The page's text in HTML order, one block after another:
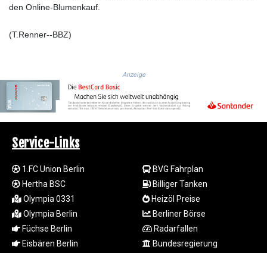
1511.781564
IRR
1586924.175584
ISK 141.990031
JPY 182.177709
KES 149.308045
KGS 100.942743
KHR
4682.633154
KMF 492.883829
den Online-Blumenkauf.
(T.Renner--BBZ)
Anzeige
Service-Links
1.FC Union Berlin
Hertha BSC
Olympia 0331
Olympia Berlin
Füchse Berlin
Eisbären Berlin
BVG Fahrplan
Billiger Tanken
Heizöl Preise
Berliner Börse
Radarfallen
Bundesregierung